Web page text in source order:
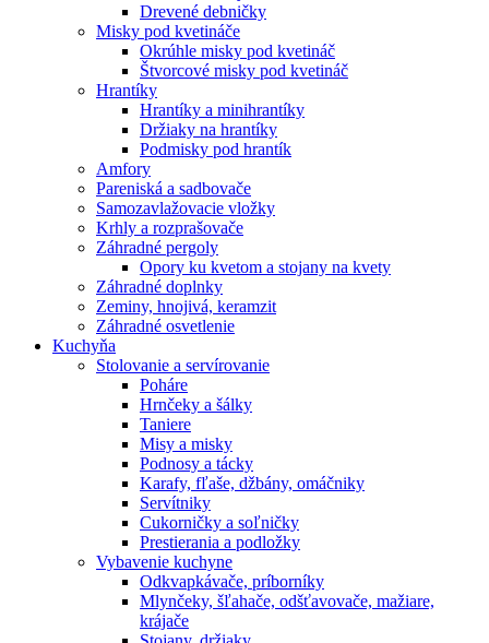
Drevené debničky
Misky pod kvetináče
Okrúhle misky pod kvetináč
Štvorcové misky pod kvetináč
Hrantíky
Hrantíky a minihrantíky
Držiaky na hrantíky
Podmisky pod hrantík
Amfory
Pareniská a sadbovače
Samozavlažovacie vložky
Krhly a rozprašovače
Záhradné pergoly
Opory ku kvetom a stojany na kvety
Záhradné doplnky
Zeminy, hnojivá, keramzit
Záhradné osvetlenie
Kuchyňa
Stolovanie a servírovanie
Poháre
Hrnčeky a šálky
Taniere
Misy a misky
Podnosy a tácky
Karafy, fľaše, džbány, omáčniky
Servítniky
Cukorničky a soľničky
Prestierania a podložky
Vybavenie kuchyne
Odkvapkávače, príborníky
Mlynčeky, šľahače, odšťavovače, mažiare,
krájače